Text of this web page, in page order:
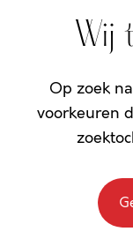
Wij
Op zoek
voorkeuren